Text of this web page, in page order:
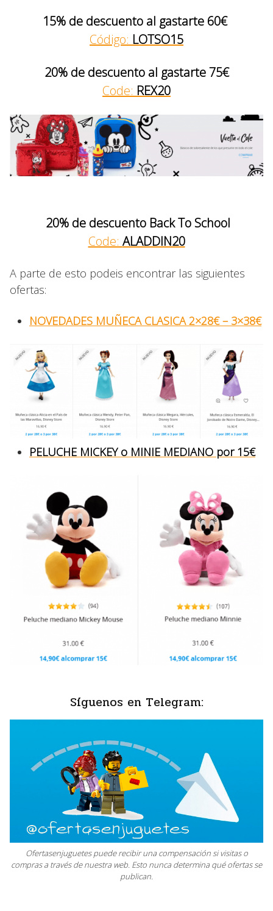
15% de descuento al gastarte 60€
Código: LOTSO15
20% de descuento al gastarte 75€
Code: REX20
20% de descuento Back To School
Code: ALADDIN20
A parte de esto podeis encontrar las siguientes
ofertas:
NOVEDADES MUÑECA CLASICA 2×28€ – 3×38€
PELUCHE MICKEY o MINIE MEDIANO por 15€
Síguenos en Telegram:
Ofertasenjuguetes puede recibir una compensación si visitas o
compras a través de nuestra web. Esto nunca determina qué ofertas se
publican.